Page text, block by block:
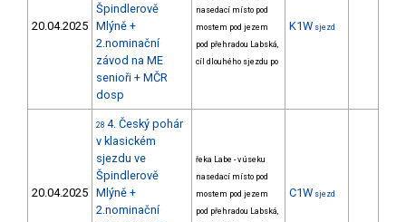
20.04.2025
Špindlerově
Mlýně +
2.nominační
závod na ME
senioři + MČR
dosp
nasedací místo pod
mostem pod jezem
pod přehradou Labská,
cíl dlouhého sjezdu po
K1W sjezd
20.04.2025
28 4. Český pohár
v klasickém
sjezdu ve
Špindlerově
Mlýně +
2.nominační
řeka Labe - v úseku
nasedací místo pod
mostem pod jezem
pod přehradou Labská,
C1W sjezd